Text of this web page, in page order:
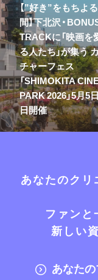
【”好き”をもちよ
間】下北沢・
TRACKに「映画を
る人たち」が集う
チャーフェス
「SHIMOKITA
PARK 2026」5月5
日開催
あなたのクリ
ファン
新しい
あなた